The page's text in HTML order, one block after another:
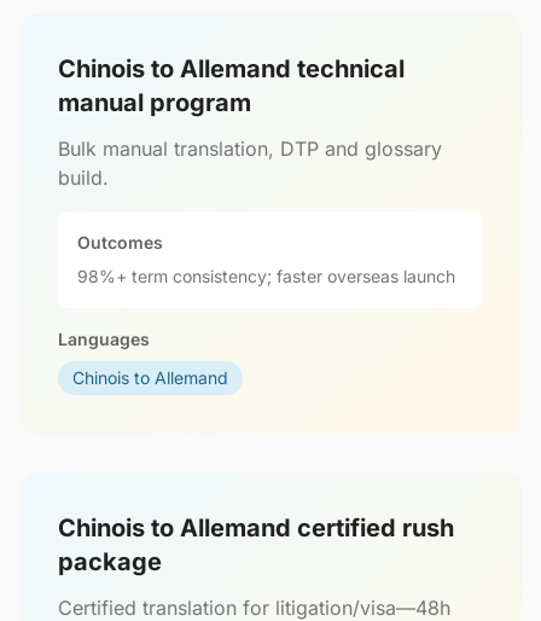
Chinois to Allemand technical
manual program
Bulk manual translation, DTP and glossary
build.
Outcomes
98%+ term consistency; faster overseas launch
Languages
Chinois to Allemand
Chinois to Allemand certified rush
package
Certified translation for litigation/visa—48h